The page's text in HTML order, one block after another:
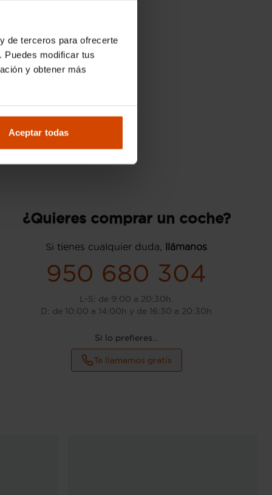
de terceros para ofrecerte
Puedes modificar tus
y obtener más
Aceptar todas
¿Quieres comprar un coche?
Si tienes cualquier duda, llámanos
950 680 304
L-S: de 9:00 a 20:30h.
D: de 10:00 a 14:00h y de 16:30 a 20:30h
Si lo prefieres...
Te llamamos gratis